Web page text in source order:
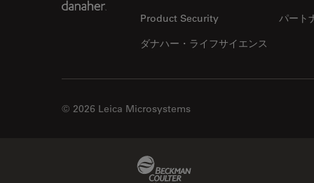
Product Security
パート
ダナハー・ライフサイエンス
© 2026 Leica Microsystems